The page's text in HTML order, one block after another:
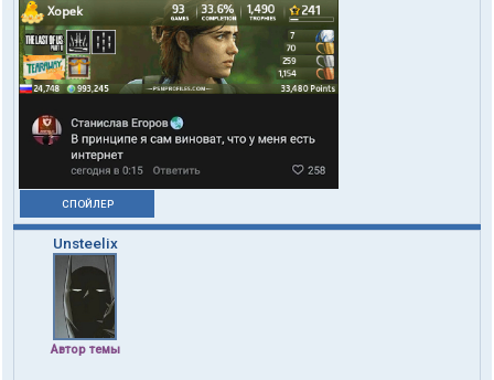
СПОЙЛЕР
Unsteelix
Автор темы